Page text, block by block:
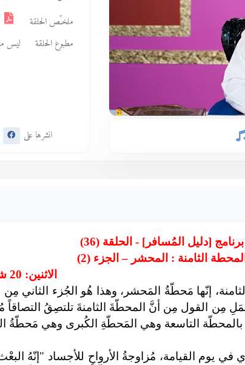
ملخـّص الحلقة
مطبوع الحلقة
ليس
انشرها على
برنامج [دليل المُسافر] - الحلقة (36)
المحطة الثامنة : المحشر – الجزء (2)
الاثنين: 20 شوال 1440هـ الموافق : 24/6/2019م
إنّها مَحطّةُ المَحشر، وهذا هُو الجُزء الثاني
مِن القول مِن أنَّ المحطّةَ الثامنةَ تلتصِقُ التصاقاً
التاسعة وهي المَحطّةِ الكُبرى وهي مَحطّةُ
في يوم القيامة، مُزاوجةُ الأرواحِ للأجساد "إنّهُ